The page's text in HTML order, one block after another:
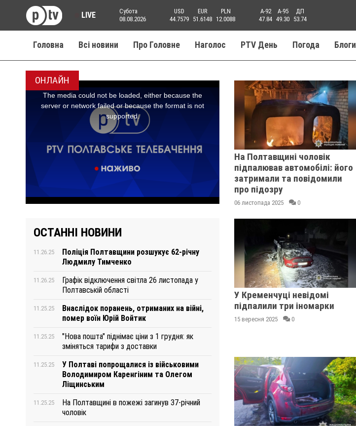
LIVE
Субота
08.08.2026
USD
44.7579
EUR
51.6148
PLN
12.0088
A-92
47.84
A-95
49.30
ДП
53.74
Головна Всі новини Про Головне Наголос PTV День Погода Блоги
ОНЛАЙН
ОСТАННІ НОВИНИ
11.26.25
Поліція Полтавщини розшукує 62-річну
Людмилу Тимченко
11.26.25
Графік відключення світла 26 листопада у
Полтавській області
11.25.25
Внаслідок поранень, отриманих на війні,
помер воїн Юрій Войтик
11.25.25
"Нова пошта" піднімає ціни з 1 грудня: як
зміняться тарифи з доставки
11.25.25
У Полтаві попрощалися із військовими
Володимиром Каренгіним та Олегом
Ліщинським
11.25.25
На Полтавщині в пожежі загинув 37-річний
чоловік
На Полтавщині чоловік
підпалював автомобілі: його
затримали та повідомили
про підозру
06 листопада 2025 0
У Кременчуці невідомі
підпалили три іномарки
15 вересня 2025 0